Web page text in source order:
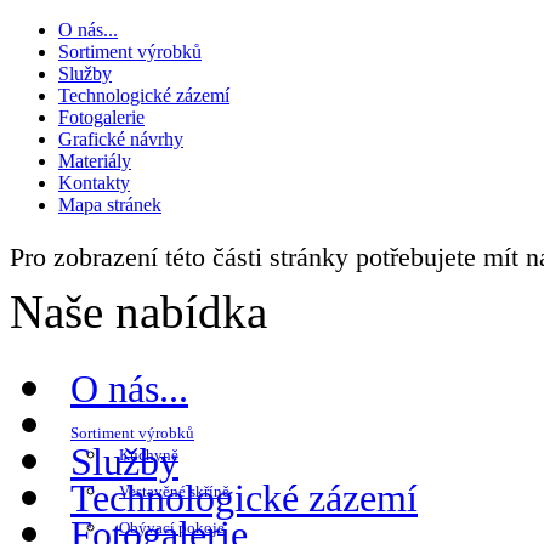
O nás...
Sortiment výrobků
Služby
Technologické zázemí
Fotogalerie
Grafické návrhy
Materiály
Kontakty
Mapa stránek
Pro zobrazení této části stránky potřebujete mít
Naše nabídka
O nás...
Sortiment výrobků
Kuchyně
Vestavěné skříně
Obývací pokoje
Služby
Technologické zázemí
Fotogalerie